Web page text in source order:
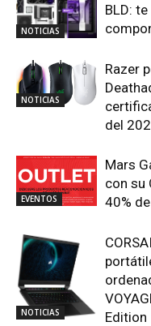
NOTICIAS
BLD:
NOTICIAS
Razer
del
EVENTOS
Mars
con su
40%
NOTICIAS
Edition